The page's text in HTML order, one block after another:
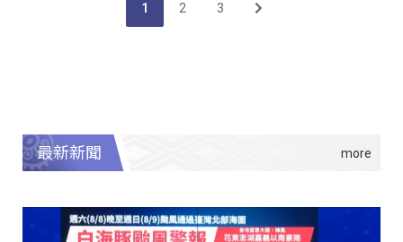
1 2 3
最新新聞